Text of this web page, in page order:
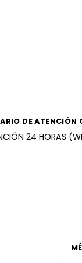
DE ATENCIÓN
24 HORAS